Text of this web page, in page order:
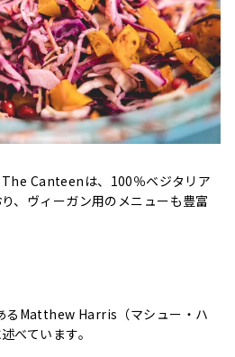
Canteenは、100％ベジタリア
、ヴィーガン用のメニューも豊富
るMatthew Harris（マシュー・ハ
べています。